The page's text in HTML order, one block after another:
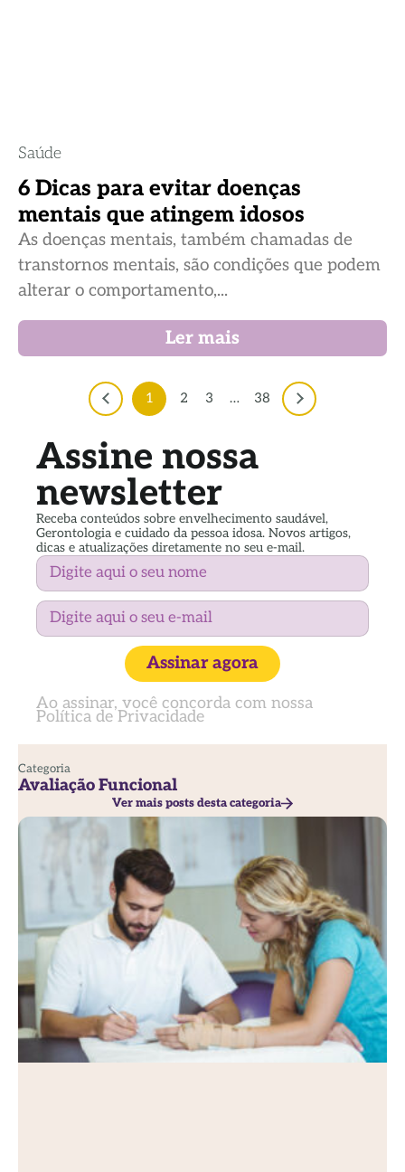
Saúde
6 Dicas para evitar doenças
mentais que atingem idosos
As doenças mentais, também chamadas de
transtornos mentais, são condições que podem
alterar o comportamento,...
Ler mais
1 2 3 … 38
Assine nossa
newsletter
Receba conteúdos sobre envelhecimento saudável,
Gerontologia e cuidado da pessoa idosa. Novos artigos,
dicas e atualizações diretamente no seu e-mail.
Assinar agora
Ao assinar, você concorda com nossa
Política de Privacidade
Categoria
Avaliação Funcional
Ver mais posts desta categoria